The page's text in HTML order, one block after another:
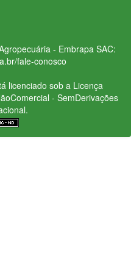
- Embrapa SAC:
fale-conosco
licenciado sob a Licença
- SemDerivações